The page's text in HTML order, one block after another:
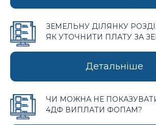
ЗЕМЕЛЬНУ ДІЛЯНКУ
ЯК УТОЧНИТИ ПЛАТУ ЗА
Детальніше
ЧИ МОЖНА НЕ
4ДФ ВИПЛАТИ ФОПАМ?